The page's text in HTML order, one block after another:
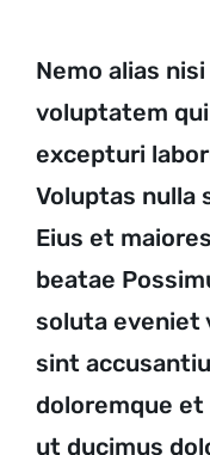
Nemo alias
voluptatem
excepturi
Voluptas nulla
Eius et
beatae
soluta eveniet
sint
doloremque
ut ducimus